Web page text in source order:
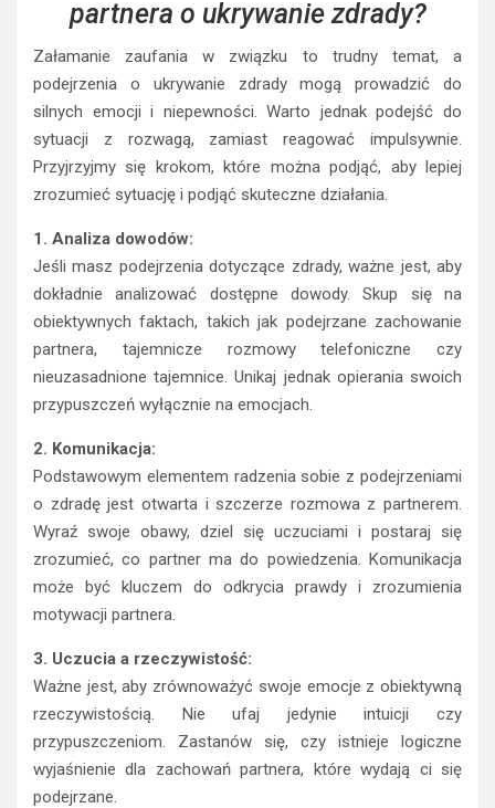
partnera o ukrywanie zdrady?
Załamanie zaufania w związku to trudny temat, a
podejrzenia o ukrywanie zdrady mogą prowadzić do
silnych emocji i niepewności. Warto jednak podejść do
sytuacji z rozwagą, zamiast reagować impulsywnie.
Przyjrzyjmy się krokom, które można podjąć, aby lepiej
zrozumieć sytuację i podjąć skuteczne działania.
1. Analiza dowodów:
Jeśli masz podejrzenia dotyczące zdrady, ważne jest, aby
dokładnie analizować dostępne dowody. Skup się na
obiektywnych faktach, takich jak podejrzane zachowanie
partnera, tajemnicze rozmowy telefoniczne czy
nieuzasadnione tajemnice. Unikaj jednak opierania swoich
przypuszczeń wyłącznie na emocjach.
2. Komunikacja:
Podstawowym elementem radzenia sobie z podejrzeniami
o zdradę jest otwarta i szczerze rozmowa z partnerem.
Wyraź swoje obawy, dziel się uczuciami i postaraj się
zrozumieć, co partner ma do powiedzenia. Komunikacja
może być kluczem do odkrycia prawdy i zrozumienia
motywacji partnera.
3. Uczucia a rzeczywistość:
Ważne jest, aby zrównoważyć swoje emocje z obiektywną
rzeczywistością. Nie ufaj jedynie intuicji czy
przypuszczeniom. Zastanów się, czy istnieje logiczne
wyjaśnienie dla zachowań partnera, które wydają ci się
podejrzane.